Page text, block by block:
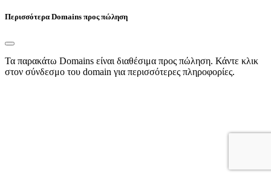
Περισσότερα Domains προς πώληση
Τα παρακάτω Domains είναι διαθέσιμα προς πώληση. Κάντε κλικ
στον σύνδεσμο του domain για περισσότερες πληροφορίες.